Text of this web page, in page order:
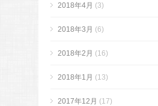
2018年4月 (3)
2018年3月 (6)
2018年2月 (16)
2018年1月 (13)
2017年12月 (17)